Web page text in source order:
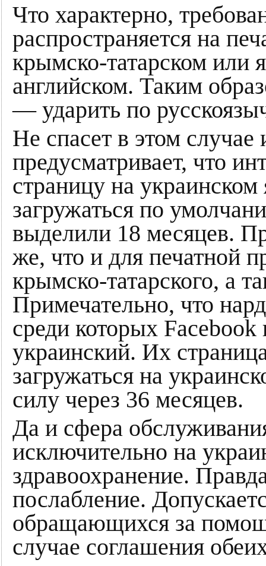
Что характерно,
распространяется на
крымско-татарском или
английском. Таким
— ударить по
Не спасет в этом случае
предусматривает, что
страницу на
загружаться по
выделили 18 месяцев.
же, что и для печатной
крымско-татарского, а
Примечательно, что
среди которых
украинский. Их
загружаться на
силу через 36 месяцев.
Да и сфера
исключительно на
здравоохранение.
послабление.
обращающихся за
случае соглашения